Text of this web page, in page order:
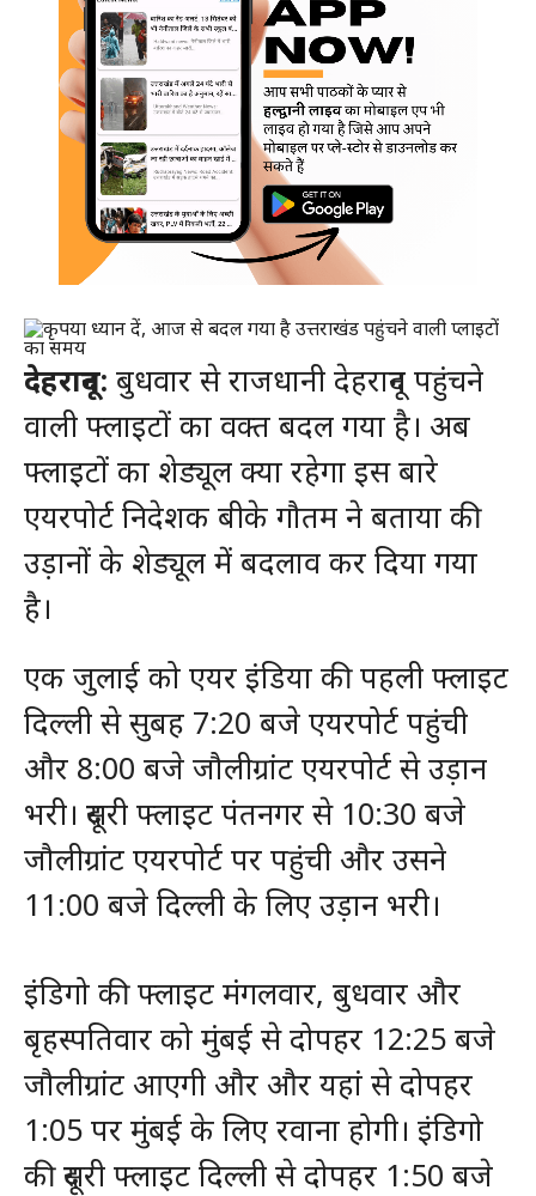
देहरादून: बुधवार से राजधानी देहरादून पहुंचने
वाली फ्लाइटों का वक्त बदल गया है। अब
फ्लाइटों का शेड्यूल क्या रहेगा इस बारे
एयरपोर्ट निदेशक बीके गौतम ने बताया की
उड़ानों के शेड्यूल में बदलाव कर दिया गया
है।
एक जुलाई को एयर इंडिया की पहली फ्लाइट
दिल्ली से सुबह 7:20 बजे एयरपोर्ट पहुंची
और 8:00 बजे जौलीग्रांट एयरपोर्ट से उड़ान
भरी। दूसरी फ्लाइट पंतनगर से 10:30 बजे
जौलीग्रांट एयरपोर्ट पर पहुंची और उसने
11:00 बजे दिल्ली के लिए उड़ान भरी।
इंडिगो की फ्लाइट मंगलवार, बुधवार और
बृहस्पतिवार को मुंबई से दोपहर 12:25 बजे
जौलीग्रांट आएगी और और यहां से दोपहर
1:05 पर मुंबई के लिए रवाना होगी। इंडिगो
की दूसरी फ्लाइट दिल्ली से दोपहर 1:50 बजे